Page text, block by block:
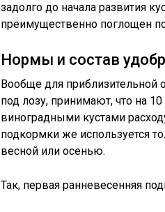
задолго до начала развития
преимущественно поглощен
Нормы и состав
Вообще для приблизительной
под лозу, принимают, что на
виноградными кустами
подкормки же используется
весной или осенью.
Так, первая ранневесенняя